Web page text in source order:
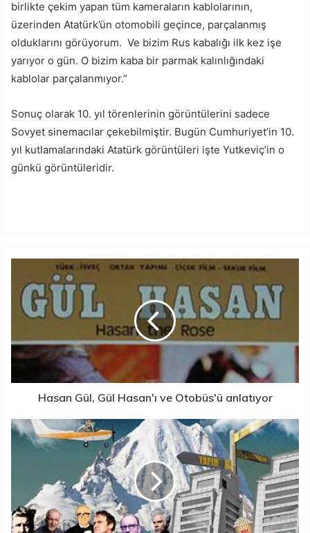
birlikte çekim yapan tüm kameraların kablolarının,
üzerinden Atatürk’ün otomobili geçince, parçalanmış
olduklarını görüyorum. Ve bizim Rus kabalığı ilk kez işe
yarıyor o gün. O bizim kaba bir parmak kalınlığındaki
kablolar parçalanmıyor.”
Sonuç olarak 10. yıl törenlerinin görüntülerini sadece
Sovyet sinemacılar çekebilmiştir. Bugün Cumhuriyet’in 10.
yıl kutlamalarındaki Atatürk görüntüleri işte Yutkeviç’in o
günkü görüntüleridir.
Hasan Gül, Gül Hasan'ı ve Otobüs'ü anlatıyor